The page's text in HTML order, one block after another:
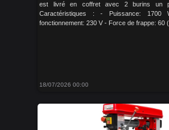
est livré en coffret avec 2 burins un
Caractéristiques : - Puissance:
fonctionnement: 230 V - Force de frappe: 60
18/07/2026 00:00